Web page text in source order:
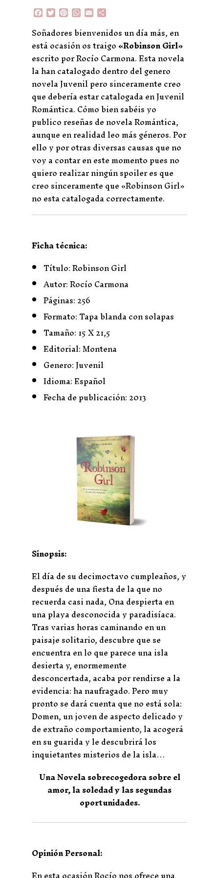
F
a
c
e
b
o
o
k
T
w
it
t
e
r
P
n
t
e
r
e
s
t
W
h
a
ts
A
p
p
E
m
a
i
l
m
p
a
r
t
i
r
Soñadores bienvenidos un día más, en
está ocasión os traigo«Robinson Girl»
escrito por Rocío Carmona. Esta novela
la han catalogado dentro del genero
novela Juvenil pero sinceramente creo
que debería estar catalogada en Juvenil
Romántica. Cómo bien sabéis yo
publico reseñas de novela Romántica,
aunque en realidad leo más géneros. Por
ello y por otras diversas causas que no
voy a contar en este momento pues no
quiero realizar ningún spoiler es que
creo sinceramente que «Robinson Girl»
no esta catalogada correctamente.
Ficha técnica:
Título: Robinson Girl
Autor: Rocío Carmona
Páginas: 256
Formato: Tapa blanda con solapas
Tamaño: 15 X 21,5
Editorial: Montena
Genero: Juvenil
Idioma: Español
Fecha de publicación: 2013
Sinopsis:
El día de su decimoctavo cumpleaños, y
después de una fiesta de la que no
recuerda casi nada, Ona despierta en
una playa desconocida y paradisíaca.
Tras varias horas caminando en un
paisaje solitario, descubre que se
encuentra en lo que parece una isla
desierta y, enormemente
desconcertada, acaba por rendirse a la
evidencia: ha naufragado. Pero muy
pronto se dará cuenta que no está sola:
Domen, un joven de aspecto delicado y
de extraño comportamiento, la acogerá
en su guarida y le descubrirá los
inquietantes misterios de la isla…
Una Novela sobrecogedora sobre el
amor,la soledad y las segundas
oportunidades.
Opinión Personal: